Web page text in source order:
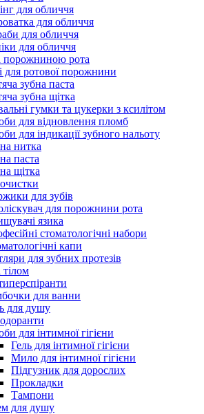
для обличчя
для обличчя
для обличчя
для обличчя
порожниною рота
для ротової порожнини
зубна паста
зубна щітка
гумки та цукерки з ксилітом
для відновлення пломб
для індикації зубного нальоту
нитка
паста
щітка
для зубів
для порожнини рота
язика
стоматологічні набори
капи
для зубних протезів
тілом
для ванни
для душу
для інтимної гігієни
Гель для інтимної гігієни
Мило для інтимної гігієни
Підгузник для дорослих
Прокладки
Тампони
для душу